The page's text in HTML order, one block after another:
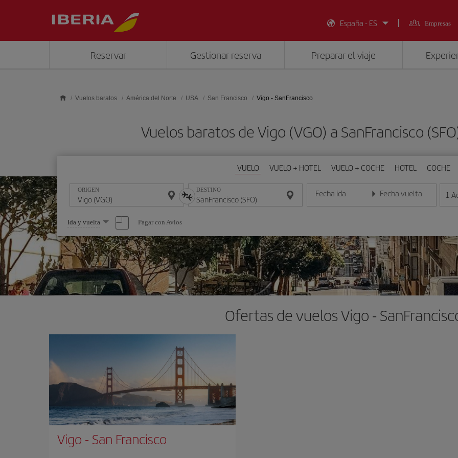
España - ES
Empresas
Reservar Gestionar reserva Preparar el viaje
Vuelos baratos América del Norte USA San Francisco Vigo - SanFrancisco
Vuelos baratos de Vigo (VGO) a SanFrancisco
VUELO VUELO + HOTEL VUELO + COCHE HOTEL COCHE
ORIGEN DESTINO Fecha ida
Introduce la fecha en formato día/mes/año
Fecha vuelta
Introduce la fecha en 1
Seleccione
una
opción
Ida y vuelta Pagar con Avios
Ofertas de vuelos Vigo -
Vigo - San Francisco